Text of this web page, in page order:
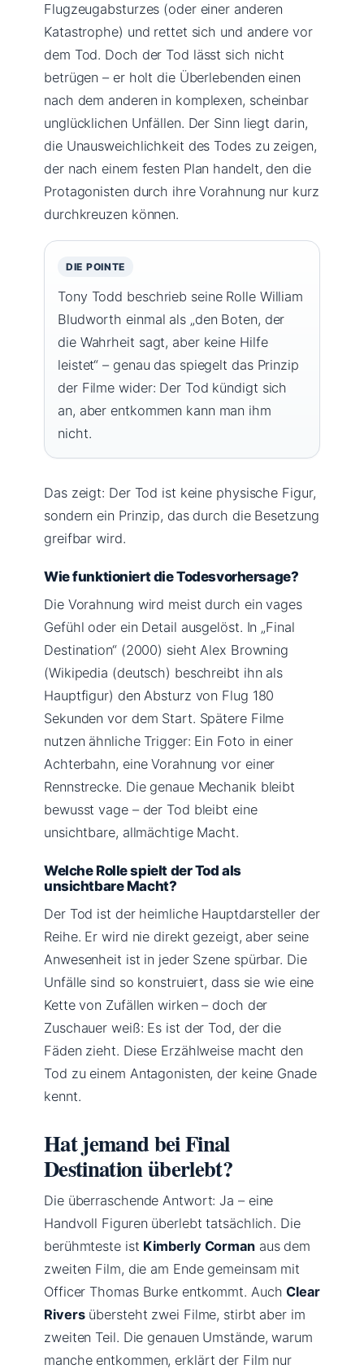
Flugzeugabsturzes (oder einer anderen
Katastrophe) und rettet sich und andere vor
dem Tod. Doch der Tod lässt sich nicht
betrügen – er holt die Überlebenden einen
nach dem anderen in komplexen, scheinbar
unglücklichen Unfällen. Der Sinn liegt darin,
die Unausweichlichkeit des Todes zu zeigen,
der nach einem festen Plan handelt, den die
Protagonisten durch ihre Vorahnung nur kurz
durchkreuzen können.
DIE POINTE
Tony Todd beschrieb seine Rolle William
Bludworth einmal als „den Boten, der
die Wahrheit sagt, aber keine Hilfe
leistet“ – genau das spiegelt das Prinzip
der Filme wider: Der Tod kündigt sich
an, aber entkommen kann man ihm
nicht.
Das zeigt: Der Tod ist keine physische Figur,
sondern ein Prinzip, das durch die Besetzung
greifbar wird.
Wie funktioniert die Todesvorhersage?
Die Vorahnung wird meist durch ein vages
Gefühl oder ein Detail ausgelöst. In „Final
Destination“ (2000) sieht Alex Browning
(Wikipedia (deutsch) beschreibt ihn als
Hauptfigur) den Absturz von Flug 180
Sekunden vor dem Start. Spätere Filme
nutzen ähnliche Trigger: Ein Foto in einer
Achterbahn, eine Vorahnung vor einer
Rennstrecke. Die genaue Mechanik bleibt
bewusst vage – der Tod bleibt eine
unsichtbare, allmächtige Macht.
Welche Rolle spielt der Tod als
unsichtbare Macht?
Der Tod ist der heimliche Hauptdarsteller der
Reihe. Er wird nie direkt gezeigt, aber seine
Anwesenheit ist in jeder Szene spürbar. Die
Unfälle sind so konstruiert, dass sie wie eine
Kette von Zufällen wirken – doch der
Zuschauer weiß: Es ist der Tod, der die
Fäden zieht. Diese Erzählweise macht den
Tod zu einem Antagonisten, der keine Gnade
kennt.
Hat jemand bei Final
Destination überlebt?
Die überraschende Antwort: Ja – eine
Handvoll Figuren überlebt tatsächlich. Die
berühmteste ist Kimberly Cormanaus dem
zweiten Film, die am Ende gemeinsam mit
Officer Thomas Burke entkommt. AuchClear
Riversübersteht zwei Filme, stirbt aber im
zweiten Teil. Die genauen Umstände, warum
manche entkommen, erklärt der Film nur